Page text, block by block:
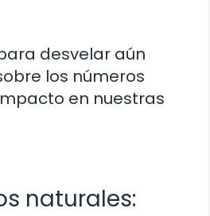
desvelar aún
los números
en nuestras
naturales: